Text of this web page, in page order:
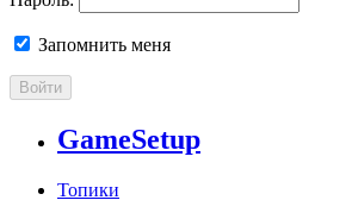
Запомнить меня
Войти
GameSetup
Топики